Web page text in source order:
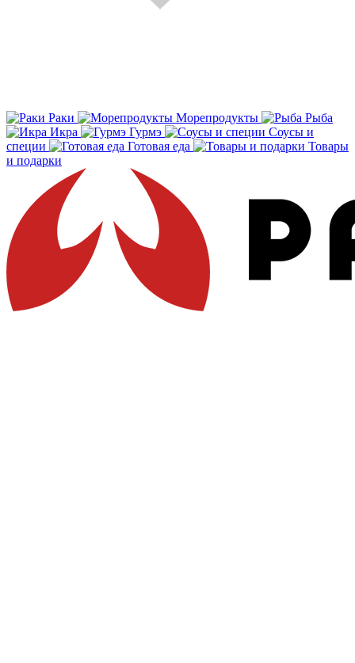
Раки Морепродукты
Рыба
Икра
Гурмэ
Соусы и
специи
Готовая еда
Товары
и подарки